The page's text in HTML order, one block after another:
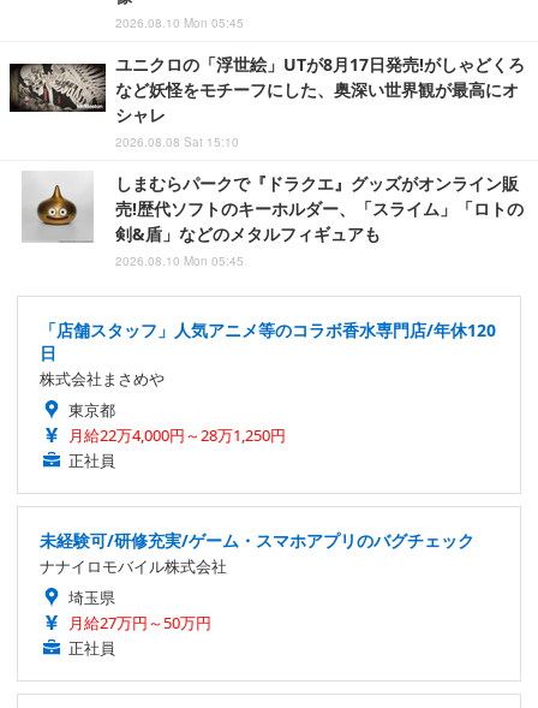
2026.08.10 Mon 05:45
ユニクロの「浮世絵」UTが8月17日発売!がしゃどくろ
など妖怪をモチーフにした、奥深い世界観が最高にオ
シャレ
2026.08.08 Sat 15:10
しまむらパークで『ドラクエ』グッズがオンライン販
売!歴代ソフトのキーホルダー、「スライム」「ロトの
剣&盾」などのメタルフィギュアも
2026.08.10 Mon 05:45
「店舗スタッフ」人気アニメ等のコラボ香水専門店/年休120
日
株式会社まさめや
東京都
月給22万4,000円～28万1,250円
正社員
未経験可/研修充実/ゲーム・スマホアプリのバグチェック
ナナイロモバイル株式会社
埼玉県
月給27万円～50万円
正社員